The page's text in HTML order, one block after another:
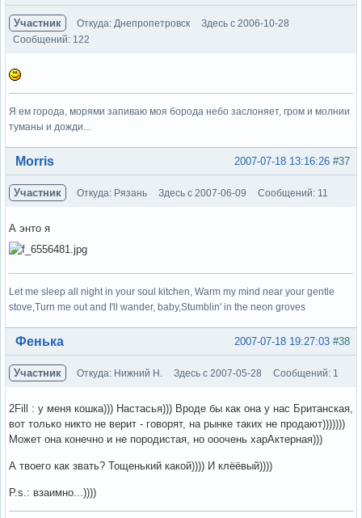
Участник Откуда: Днепропетровск
Здесь с 2006-10-28
Сообщений: 122
Я ем города, морями запиваю моя борода небо заслоняет, гром и молнии
туманы и дожди...
Вне форума #37
2007-07-18 13:16:26
Morris
Участник Откуда: Рязань Здесь с 2007-06-09 Сообщений: 11
А энто я
Let me sleep all night in your soul kitchen, Warm my mind near your gentle
stove,Turn me out and I'll wander, baby,Stumblin' in the neon groves
Вне форума #38
2007-07-18 19:27:03
Фенька
Участник Откуда: Нижний Н. Здесь с 2007-05-28 Сообщений: 1
2Fill : у меня кошка))) Настасья))) Вроде бы как она у нас Британская,
вот только никто не верит - говорят, на рынке таких не продают)))))))
Может она конечно и не породистая, но ооочень харАктерная)))
А твоего как звать? Тощенький какой)))) И клёёвый))))
P.s.: взаимно...))))